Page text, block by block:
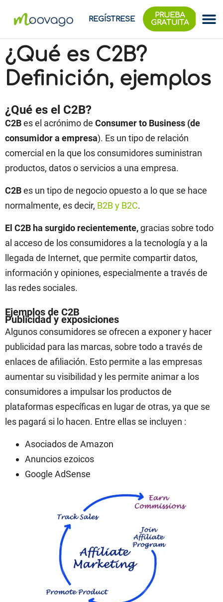
REGÍSTRESE
PRUEBA
GRATUITA
¿Qué es C2B?
Definición, ejemplos
¿Qué es el C2B?
C2Bes el acrónimo de Consumer to Business (de
consumidor a empresa). Es un tipo de relación
comercial en la que los consumidores suministran
productos, datos o servicios a una empresa.
C2Bes un tipo de negocio opuesto a lo que se hace
normalmente, es decir, B2B y B2C.
El C2B ha surgido recientemente,gracias sobre todo
al acceso de los consumidores a la tecnología y a la
llegada de Internet, que permite compartir datos,
información y opiniones, especialmente a través de
las redes sociales.
Ejemplos de C2B
Publicidad y exposiciones
Algunos consumidores se ofrecen a exponer y hacer
publicidad para las marcas, sobre todo a través de
enlaces de afiliación. Esto permite a las empresas
aumentar su visibilidad y les permite animar a los
consumidores a impulsar los productos de
plataformas específicas en lugar de otras, ya que se
les pagará si lo hacen. Entre ellas se incluyen :
Asociados de Amazon
Anuncios ezoicos
Google AdSense